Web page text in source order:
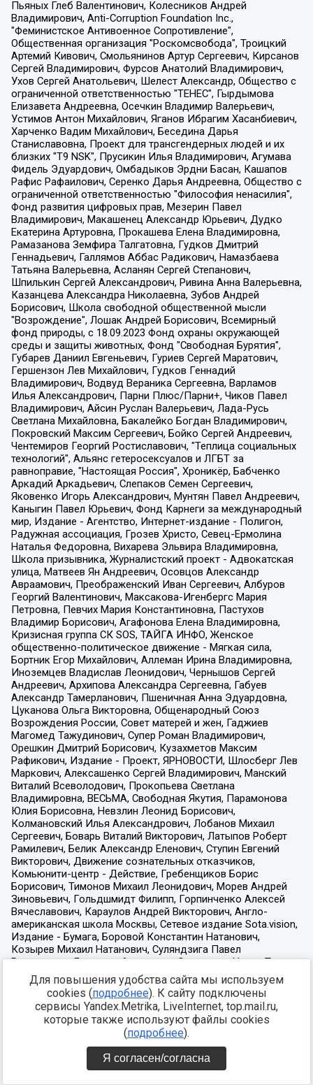
Для повышения удобства сайта мы используем
cookies (подробнее). К сайту подключены
сервисы Yandex.Metrika, LiveInternet, top.mail.ru,
которые также используют файлы cookies
(подробнее).
Я согласен/согласна